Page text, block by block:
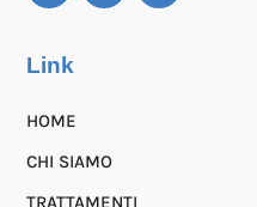
Link
HOME
CHI SIAMO
TRATTAMENTI